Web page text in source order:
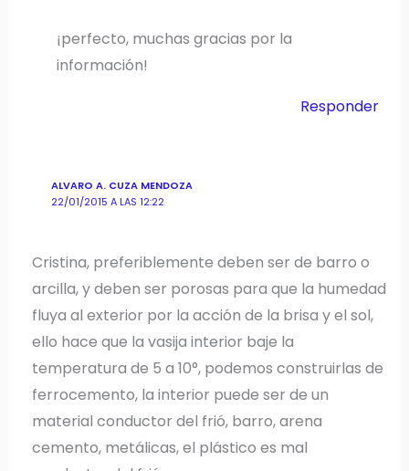
¡perfecto, muchas gracias por la
información!
Responder
ALVARO A. CUZA MENDOZA
22/01/2015 A LAS 12:22
Cristina, preferiblemente deben ser de barro o
arcilla, y deben ser porosas para que la humedad
fluya al exterior por la acción de la brisa y el sol,
ello hace que la vasija interior baje la
temperatura de 5 a 10°, podemos construirlas de
ferrocemento, la interior puede ser de un
material conductor del frió, barro, arena
cemento, metálicas, el plástico es mal